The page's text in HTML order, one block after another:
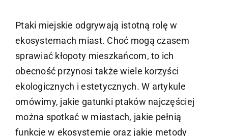
Ptaki miejskie odgrywają istotną rolę w
ekosystemach miast. Choć mogą czasem
sprawiać kłopoty mieszkańcom, to ich
obecność przynosi także wiele korzyści
ekologicznych i estetycznych. W artykule
omówimy, jakie gatunki ptaków najczęściej
można spotkać w miastach, jakie pełnią
funkcje w ekosystemie oraz jakie metody